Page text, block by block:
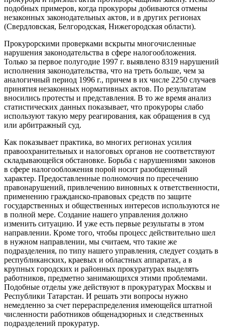
подобных примеров, когда прокуроры добиваются отмены
незаконных законодательных актов, и в других регионах
(Свердловская, Белгородская, Нижегородская области).
Прокурорскими проверками вскрыты многочисленные
нарушения законодательства в сфере налогообложения.
Только за первое полугодие 1997 г. выявлено 8319 нарушений
исполнения законодательства, что на треть больше, чем за
аналогичный период 1996 г., причем в их числе 2250 случаев
принятия незаконных нормативных актов. По результатам
вносились протесты и представления. В то же время анализ
статистических данных показывает, что прокуроры слабо
используют такую меру реагирования, как обращения в суд
или арбитражный суд.
Как показывает практика, во многих регионах усилия
правоохранительных и налоговых органов не соответствуют
складывающейся обстановке. Борьба с нарушениями законов
в сфере налогообложения порой носит разобщенный
характер. Предоставленные полномочия по пресечению
правонарушений, привлечению виновных к ответственности,
применению гражданско-правовых средств по защите
государственных и общественных интересов используются не
в полной мере. Создание нашего управления должно
изменить ситуацию. И уже есть первые результаты в этом
направлении. Кроме того, чтобы процесс действительно шел
в нужном направлении, мы считаем, что такие же
подразделения, по типу нашего управления, следует создать в
республиканских, краевых и областных аппаратах, а в
крупных городских и районных прокуратурах выделять
работников, предметно занимающихся этими проблемами.
Подобные отделы уже действуют в прокуратурах Москвы и
Республики Татарстан. И решать эти вопросы нужно
немедленно за счет перераспределения имеющейся штатной
численности работников общенадзорных и следственных
подразделений прокуратур.